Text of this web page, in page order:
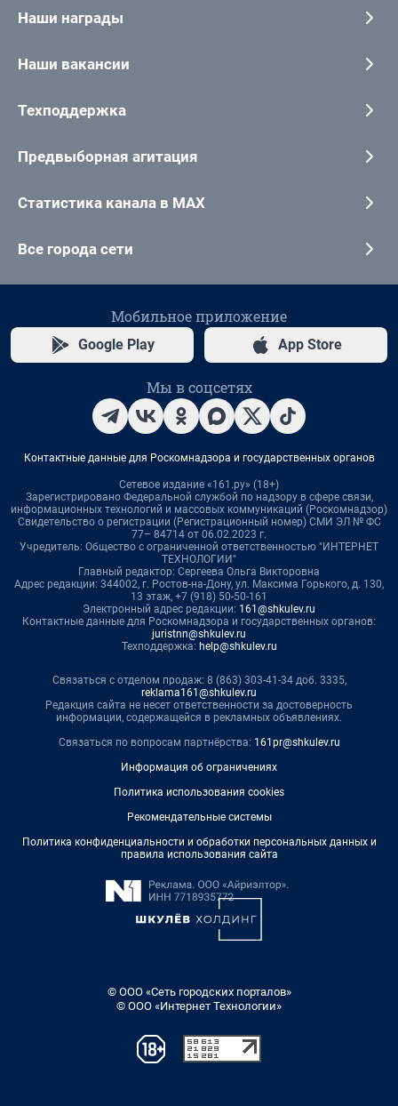
Наши награды
Наши вакансии
Техподдержка
Предвыборная агитация
Статистика канала в MAX
Все города сети
Мобильное приложение
Google Play App Store
Мы в соцсетях
Контактные данные для Роскомнадзора и государственных органов
Сетевое издание «161.ру» (18+)
Зарегистрировано Федеральной службой по надзору в сфере связи,
информационных технологий и массовых коммуникаций (Роскомнадзор)
Свидетельство о регистрации (Регистрационный номер) СМИ ЭЛ № ФС
77– 84714 от 06.02.2023 г.
Учредитель: Общество с ограниченной ответственностью "ИНТЕРНЕТ
ТЕХНОЛОГИИ"
Главный редактор: Сергеева Ольга Викторовна
Адрес редакции: 344002, г. Ростов-на-Дону, ул. Максима Горького, д. 130,
13 этаж, +7 (918) 50-50-161
Электронный адрес редакции: 161@shkulev.ru
Контактные данные для Роскомнадзора и государственных органов:
juristnn@shkulev.ru
Техподдержка: help@shkulev.ru
Связаться с отделом продаж: 8 (863) 303-41-34 доб. 3335,
reklama161@shkulev.ru
Редакция сайта не несет ответственности за достоверность
информации, содержащейся в рекламных объявлениях.
Связаться по вопросам партнёрства: 161pr@shkulev.ru
Информация об ограничениях
Политика использования cookies
Рекомендательные системы
Политика конфиденциальности и обработки персональных данных и
правила использования сайта
© ООО «Сеть городских порталов»
© ООО «Интернет Технологии»